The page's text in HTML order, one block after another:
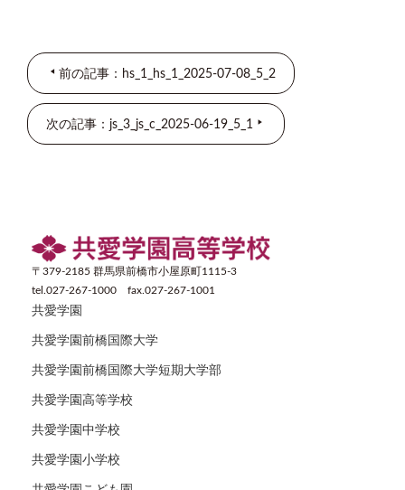
前の記事：hs_1_hs_1_2025-07-08_5_2
次の記事：js_3_js_c_2025-06-19_5_1
〒379-2185 群馬県前橋市小屋原町1115-3
tel.027-267-1000 fax.027-267-1001
共愛学園
共愛学園前橋国際大学
共愛学園前橋国際大学短期大学部
共愛学園高等学校
共愛学園中学校
共愛学園小学校